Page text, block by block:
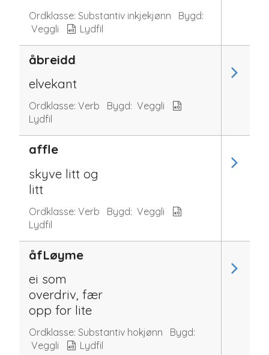
Ordklasse: Substantiv inkjekjønn
Bygd:
Veggli
Lydfil
åbreidd
elvekant
Ordklasse: Verb Bygd: Veggli
Lydfil
affle
skyve litt og
litt
Ordklasse: Verb Bygd: Veggli
Lydfil
åfLøyme
ei som
overdriv, fær
opp for lite
Ordklasse: Substantiv hokjønn
Bygd:
Veggli
Lydfil